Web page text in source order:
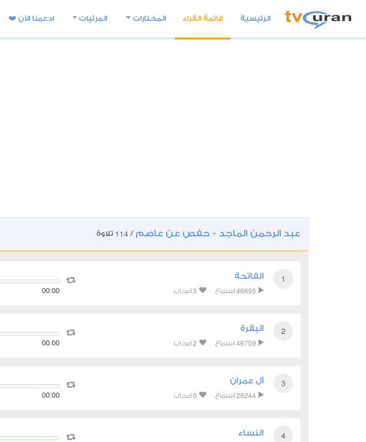
الرئيسية قائمة القراء المختارات المرئيات ادعمنا اﻵن ❤️
عبد الرحمن الماجد - حفص عن عاصم /
114 تلاوة
1 الفاتحة
46695 استماع 3 اعجاب 00:00
2 البقرة
46709 استماع 2 اعجاب 00:00
3 آل عمران
28244 استماع 0 اعجاب 00:00
4 النساء